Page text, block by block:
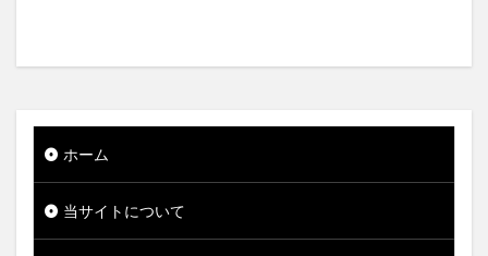
ホーム
当サイトについて